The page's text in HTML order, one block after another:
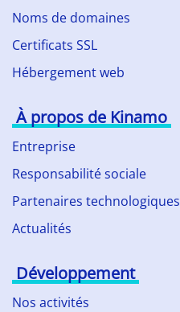
Noms de domaines
Certificats SSL
Hébergement web
À propos de Kinamo
Entreprise
Responsabilité sociale
Partenaires technologiques
Actualités
Développement
Nos activités